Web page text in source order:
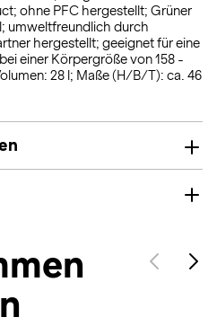
ohne PFC hergestellt; Grüner
umweltfreundlich durch
hergestellt; geeignet für eine
einer Körpergröße von 158 -
28 l; Maße (H/B/T): ca. 46